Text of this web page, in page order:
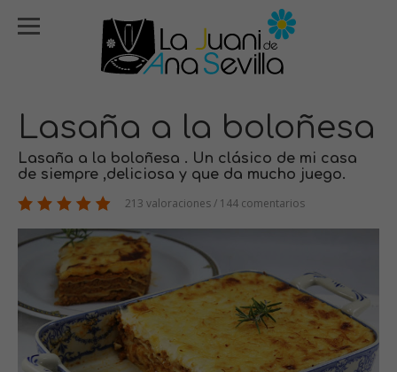
Lasaña a la boloñesa
Lasaña a la boloñesa . Un clásico de mi casa
de siempre ,deliciosa y que da mucho juego.
213 valoraciones / 144 comentarios